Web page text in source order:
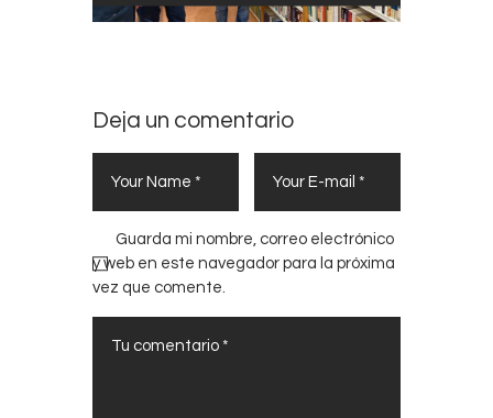
Deja un comentario
Guarda mi nombre, correo electrónico
y web en este navegador para la próxima
vez que comente.